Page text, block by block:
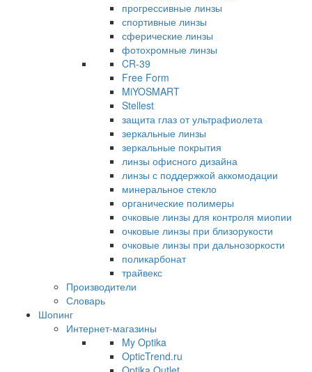
прогрессивные линзы
спортивные линзы
сферические линзы
фотохромные линзы
CR-39
Free Form
MiYOSMART
Stellest
защита глаз от ультрафиолета
зеркальные линзы
зеркальные покрытия
линзы офисного дизайна
линзы с поддержкой аккомодации
минеральное стекло
органические полимеры
очковые линзы для контроля миопии
очковые линзы при близорукости
очковые линзы при дальнозоркости
поликарбонат
трайвекс
Производители
Словарь
Шопинг
Интернет-магазины
My Optika
OpticTrend.ru